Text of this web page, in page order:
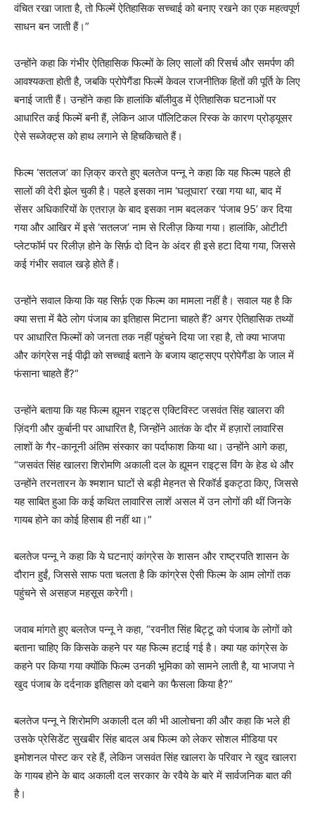
वंचित रखा जाता है, तो फिल्में ऐतिहासिक सच्चाई को बनाए रखने का एक महत्वपूर्ण
साधन बन जाती हैं।”
उन्होंने कहा कि गंभीर ऐतिहासिक फिल्मों के लिए सालों की रिसर्च और समर्पण की
आवश्यकता होती है, जबकि प्रोपेगैंडा फिल्में केवल राजनीतिक हितों की पूर्ति के लिए
बनाई जाती हैं। उन्होंने कहा कि हालांकि बॉलीवुड में ऐतिहासिक घटनाओं पर
आधारित कई फिल्में बनी हैं, लेकिन आज पॉलिटिकल रिस्क के कारण प्रोड्यूसर
ऐसे सब्जेक्ट्स को हाथ लगाने से हिचकिचाते हैं।
फिल्म ‘सतलज’ का ज़िक्र करते हुए बलतेज पन्नू ने कहा कि यह फिल्म पहले ही
सालों की देरी झेल चुकी है। पहले इसका नाम ‘घलूघारा’ रखा गया था, बाद में
सेंसर अधिकारियों के एतराज़ के बाद इसका नाम बदलकर ‘पंजाब 95’ कर दिया
गया और आखिर में इसे ‘सतलज’ नाम से रिलीज़ किया गया। हालांकि, ओटीटी
प्लेटफॉर्म पर रिलीज़ होने के सिर्फ़ दो दिन के अंदर ही इसे हटा दिया गया, जिससे
कई गंभीर सवाल खड़े होते हैं।
उन्होंने सवाल किया कि यह सिर्फ़ एक फिल्म का मामला नहीं है। सवाल यह है कि
क्या सत्ता में बैठे लोग पंजाब का इतिहास मिटाना चाहते हैं? अगर ऐतिहासिक तथ्यों
पर आधारित फिल्मों को जनता तक नहीं पहुंचने दिया जा रहा है, तो क्या भाजपा
और कांग्रेस नई पीढ़ी को सच्चाई बताने के बजाय व्हाट्सएप प्रोपेगैंडा के जाल में
फंसाना चाहते हैं?”
उन्होंने बताया कि यह फिल्म ह्यूमन राइट्स एक्टिविस्ट जसवंत सिंह खालरा की
ज़िंदगी और कुर्बानी पर आधारित है, जिन्होंने आतंक के दौर में हज़ारों लावारिस
लाशों के गैर-कानूनी अंतिम संस्कार का पर्दाफाश किया था। उन्होंने आगे कहा,
“जसवंत सिंह खालरा शिरोमणि अकाली दल के ह्यूमन राइट्स विंग के हेड थे और
उन्होंने तरनतारन के श्मशान घाटों से बड़ी मेहनत से रिकॉर्ड इकट्ठा किए, जिससे
यह साबित हुआ कि कई कथित लावारिस लाशें असल में उन लोगों की थीं जिनके
गायब होने का कोई हिसाब ही नहीं था।”
बलतेज पन्नू ने कहा कि ये घटनाएं कांग्रेस के शासन और राष्ट्रपति शासन के
दौरान हुईं, जिससे साफ पता चलता है कि कांग्रेस ऐसी फिल्म के आम लोगों तक
पहुंचने से असहज महसूस करेगी।
जवाब मांगते हुए बलतेज पन्नू ने कहा, “रवनीत सिंह बिट्टू को पंजाब के लोगों को
बताना चाहिए कि किसके कहने पर यह फिल्म हटाई गई है। क्या यह कांग्रेस के
कहने पर किया गया क्योंकि फिल्म उनकी भूमिका को सामने लाती है, या भाजपा ने
खुद पंजाब के दर्दनाक इतिहास को दबाने का फैसला किया है?”
बलतेज पन्नू ने शिरोमणि अकाली दल की भी आलोचना की और कहा कि भले ही
उसके प्रेसिडेंट सुखबीर सिंह बादल अब फिल्म को लेकर सोशल मीडिया पर
इमोशनल पोस्ट कर रहे हैं, लेकिन जसवंत सिंह खालरा के परिवार ने खुद खालरा
के गायब होने के बाद अकाली दल सरकार के रवैये के बारे में सार्वजनिक बात की
है।